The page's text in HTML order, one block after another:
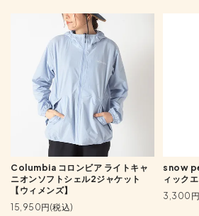
Columbia コロンビア ライトキャ
ニオンソフトシェル2ジャケット
【ウィメンズ】
15,950円(税込)
snow
ィック
3,300